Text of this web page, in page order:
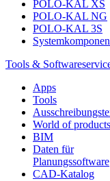
POLO-KAL XS
POLO-KAL NG
POLO-KAL 3S
Tools &
Apps
Tools
World of
BIM
Daten für
Planungssoftware
CAD-Katalog